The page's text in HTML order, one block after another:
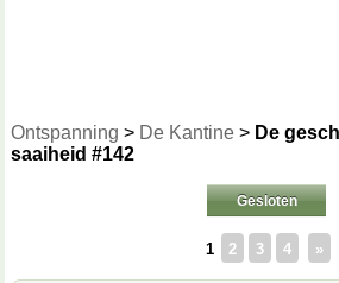
Ontspanning > De Kantine > De
saaiheid #142
Gesloten
1 2 3 4 »